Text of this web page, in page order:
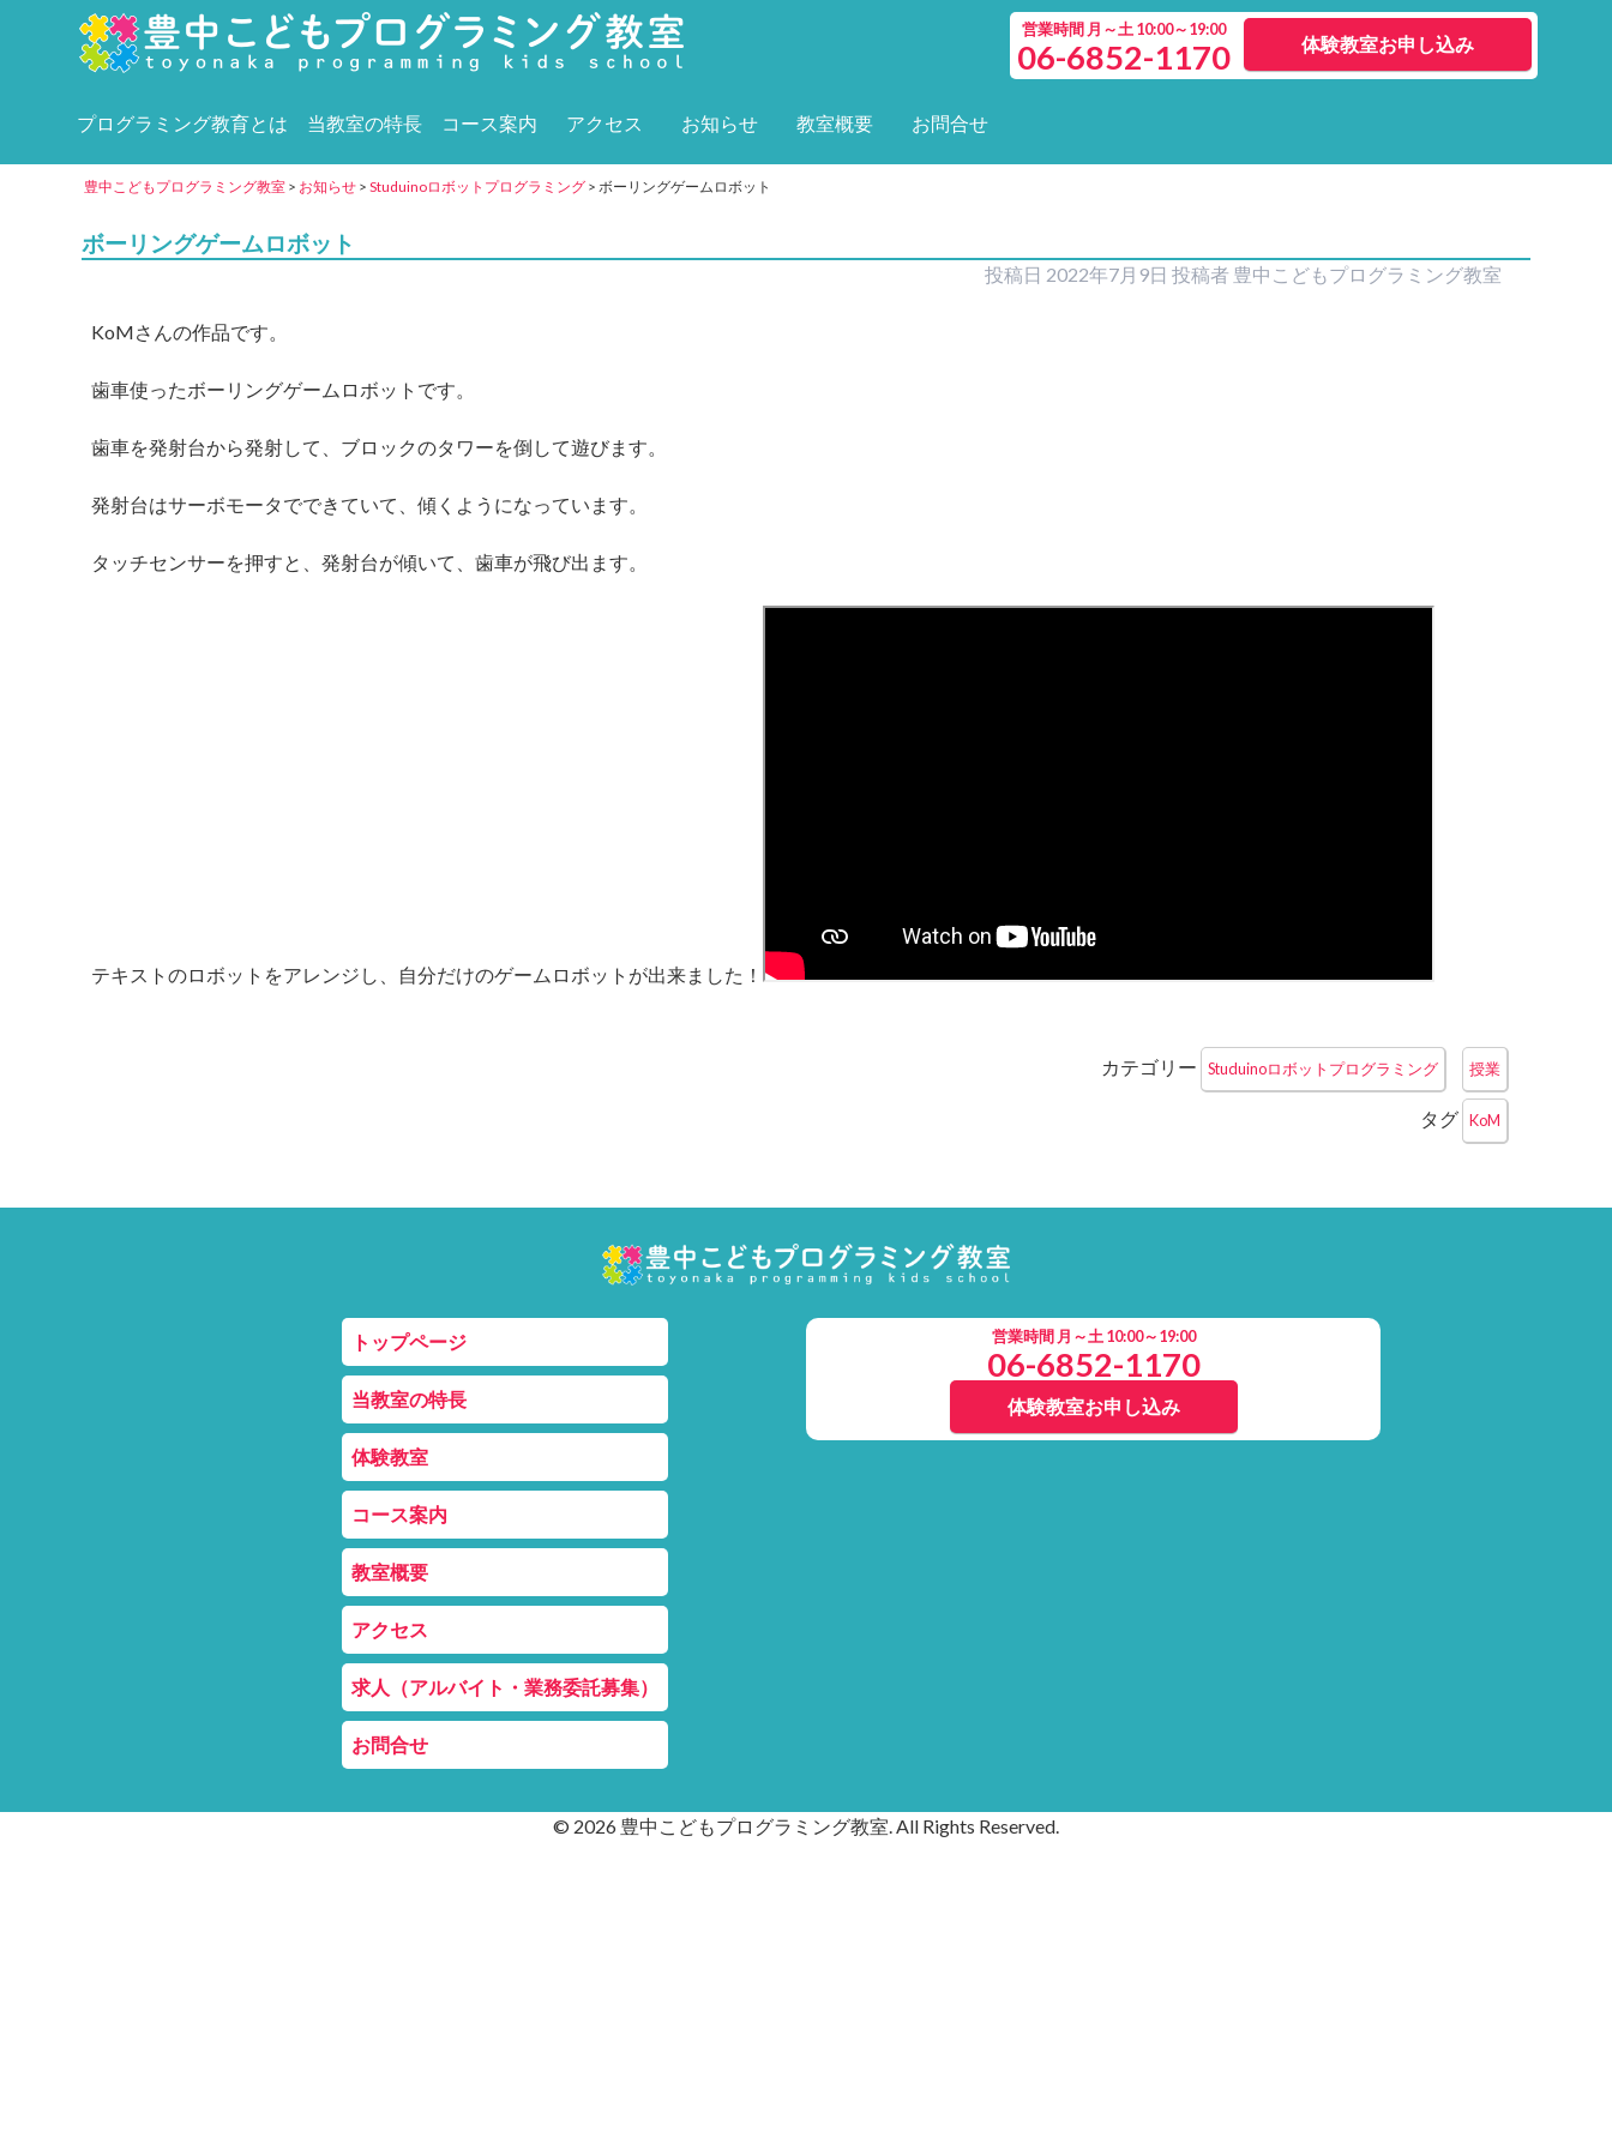
営業時間 月～土 10:00～19:00
06-6852-1170 体験教室お申し込み
プログラミング教育とは 当教室の特長 コース案内 アクセス お知らせ 教室概要 お問合せ
豊中こどもプログラミング教室 > お知らせ > Studuinoロボットプログラミング > ボーリングゲームロボット
ボーリングゲームロボット
投稿日 2022年7月9日 投稿者 豊中こどもプログラミング教室
KoMさんの作品です。
歯車使ったボーリングゲームロボットです。
歯車を発射台から発射して、ブロックのタワーを倒して遊びます。
発射台はサーボモータでできていて、傾くようになっています。
タッチセンサーを押すと、発射台が傾いて、歯車が飛び出ます。
テキストのロボットをアレンジし、自分だけのゲームロボットが出来ました！
カテゴリー Studuinoロボットプログラミング 授業
タグ KoM
トップページ
当教室の特長
体験教室
コース案内
教室概要
アクセス
求人（アルバイト・業務委託募集）
お問合せ
営業時間 月～土 10:00～19:00
06-6852-1170
体験教室お申し込み
© 2026 豊中こどもプログラミング教室. All Rights Reserved.